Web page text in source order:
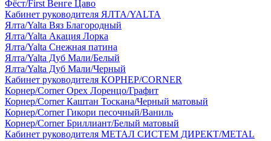
Фёст/First Венге Цаво
Кабинет руководителя ЯЛТА/YALTA
Ялта/Yalta Вяз Благородный
Ялта/Yalta Акация Лорка
Ялта/Yalta Снежная патина
Ялта/Yalta Дуб Мали/Белый
Ялта/Yalta Дуб Мали/Черный
Кабинет руководителя КОРНЕР/CORNER
Корнер/Corner Орех Лоренцо/Графит
Корнер/Corner Каштан Тоскана/Черный матовый
Корнер/Corner Гикори песочный/Ваниль
Корнер/Corner Бриллиант/Белый матовый
Кабинет руководителя МЕТАЛ СИСТЕМ ДИРЕКТ/METAL